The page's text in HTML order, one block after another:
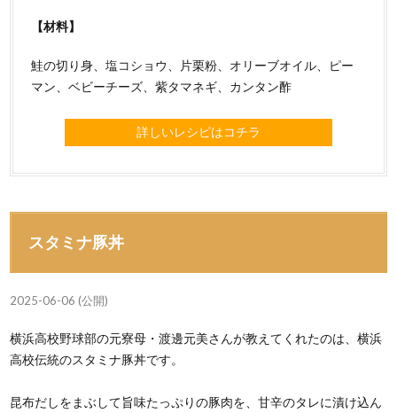
【材料】
鮭の切り身、塩コショウ、片栗粉、オリーブオイル、ピー
マン、ベビーチーズ、紫タマネギ、カンタン酢
詳しいレシピはコチラ
スタミナ豚丼
2025-06-06 (公開)
横浜高校野球部の元寮母・渡邊元美さんが教えてくれたのは、横浜
高校伝統のスタミナ豚丼です。
昆布だしをまぶして旨味たっぷりの豚肉を、甘辛のタレに漬け込ん